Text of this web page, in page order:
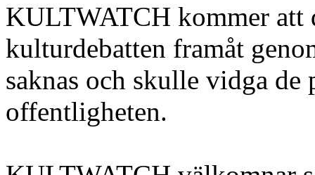
KULTWATCH kommer att
kulturdebatten framåt
saknas och skulle vidga
offentligheten.